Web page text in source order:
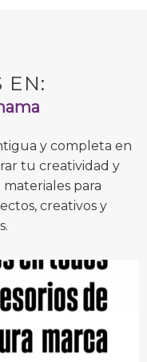
EN:
y completa en
tu creatividad y
para
creativos y